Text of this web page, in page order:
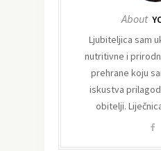
About
Ljubiteljica sam
nutritivne i
prehrane koju
iskustva
obitelji.